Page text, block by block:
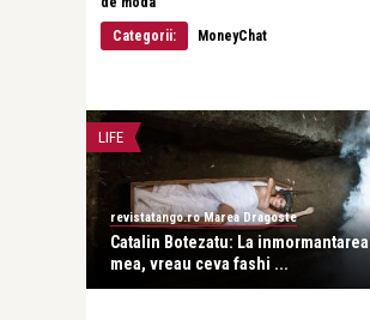
Categorii:
MoneyChat
LIFE
revistatango.ro Marea Dragoste
Catalin Botezatu: La inmormantarea
mea, vreau ceva fashi ...